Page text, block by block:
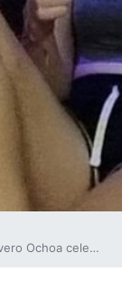
Halloween